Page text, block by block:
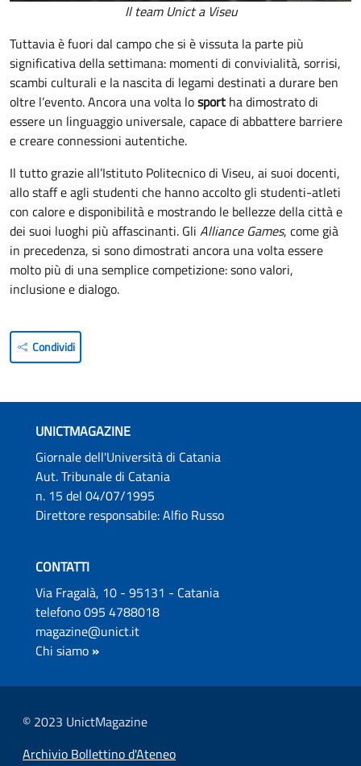
Il team Unict a Viseu
Tuttavia è fuori dal campo che si è vissuta la parte più
significativa della settimana: momenti di convivialità, sorrisi,
scambi culturali e la nascita di legami destinati a durare ben
oltre l’evento. Ancora una volta losport ha dimostrato di
essere un linguaggio universale, capace di abbattere barriere
e creare connessioni autentiche.
Il tutto grazie all’Istituto Politecnico di Viseu, ai suoi docenti,
allo staff e agli studenti che hanno accolto gli studenti-atleti
con calore e disponibilità e mostrando le bellezze della città e
dei suoi luoghi più affascinanti. Gli Alliance Games, come già
in precedenza, si sono dimostrati ancora una volta essere
molto più di una semplice competizione: sono valori,
inclusione e dialogo.
Condividi
UNICTMAGAZINE
Giornale dell'Università di Catania
Aut. Tribunale di Catania
n. 15 del 04/07/1995
Direttore responsabile: Alfio Russo
CONTATTI
Via Fragalà, 10 - 95131 - Catania
telefono 095 4788018
magazine@unict.it
Chi siamo »
© 2023 UnictMagazine
Archivio Bollettino d'Ateneo